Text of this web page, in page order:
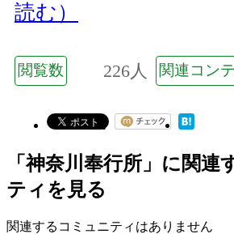
読む）
閲覧数 226人 関連コン
「神奈川奉行所」に関連
ティを見る
関連するコミュニティはありません